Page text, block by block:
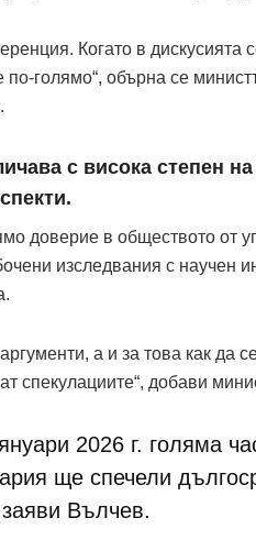
Когато в дискусията
голямо“, обърна се
с висока степен
доверие в обществото от
изследвания с научен
а и за това как да
спекулациите“, добави
2026 г. голяма
ще спечели
Вълчев.